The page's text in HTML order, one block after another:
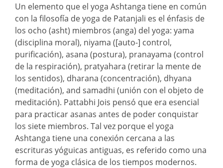
Un elemento que el yoga Ashtanga tiene en común
con la filosofía de yoga de Patanjali es el énfasis de
los ocho (asht) miembros (anga) del yoga: yama
(disciplina moral), niyama ([auto-] control,
purificación), asana (postura), pranayama (control
de la respiración), pratyahara (retirar la mente de
los sentidos), dharana (concentración), dhyana
(meditación), and samadhi (unión con el objeto de
meditación). Pattabhi Jois pensó que era esencial
para practicar asanas antes de poder conquistar
los siete miembros. Tal vez porque el yoga
Ashtanga tiene una conexión cercana a las
escrituras yóguicas antiguas, es referido como una
forma de yoga clásica de los tiempos modernos.